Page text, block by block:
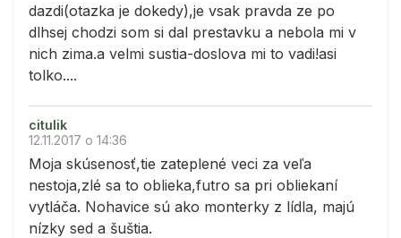
dazdi(otazka je dokedy),je vsak pravda ze po
dlhsej chodzi som si dal prestavku a nebola mi v
nich zima.a velmi sustia-doslova mi to vadi!asi
tolko....
citulik
12.11.2017 o 14:36
Moja skúsenosť,tie zateplené veci za veľa
nestoja,zlé sa to oblieka,futro sa pri obliekaní
vytláča. Nohavice sú ako monterky z lídla, majú
nízky sed a šuštia.